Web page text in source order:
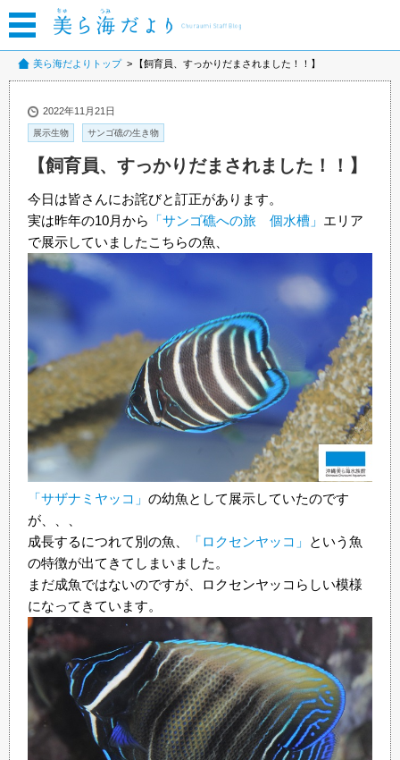
美ら海だよりトップ 【飼育員、すっかりだまされました！！】
2022年11月21日
展示生物 サンゴ礁の生き物
【飼育員、すっかりだまされました！！】
今日は皆さんにお詫びと訂正があります。
実は昨年の10月から
「サンゴ礁への旅 個水槽」 エリア
で展示していましたこちらの魚、
「サザナミヤッコ」 の幼魚として展示していたのです
が、、、
成長するにつれて別の魚、
「ロクセンヤッコ」
という魚
の特徴が出てきてしまいました。
まだ成魚ではないのですが、ロクセンヤッコらしい模様
になってきています。